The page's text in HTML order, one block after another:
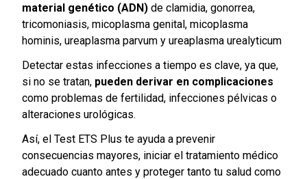
material genético (ADN) de clamidia, gonorrea,
tricomoniasis, micoplasma genital, micoplasma
hominis, ureaplasma parvum y ureaplasma urealyticum
Detectar estas infecciones a tiempo es clave, ya que,
si no se tratan, pueden derivar en complicaciones
como problemas de fertilidad, infecciones pélvicas o
alteraciones urológicas.
Así, el Test ETS Plus te ayuda a prevenir
consecuencias mayores, iniciar el tratamiento médico
adecuado cuanto antes y proteger tanto tu salud como